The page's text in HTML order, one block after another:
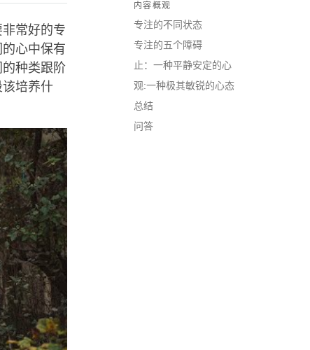
内容概观
专注的不同状态
专注的五个障碍
止：一种平静安定的心
观:一种极其敏锐的心态
总结
问答
常好的专
心中保有
种类跟阶
培养什